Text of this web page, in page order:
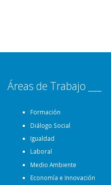
Áreas de Trabajo ___
Formación
Diálogo Social
Igualdad
Laboral
Medio Ambiente
Economía e Innovación